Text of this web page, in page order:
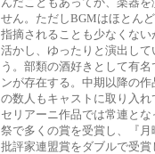
せん。ただしBGMはほとん
指摘されることも少なくな
活かし、ゆったりと演出し
う。部類の酒好きとして有
ンが存在する。中期以降の
の数人もキャストに取り入
セリアーニ作品では常連と
祭で多くの賞を受賞し、『
批評家連盟賞をダブルで受賞